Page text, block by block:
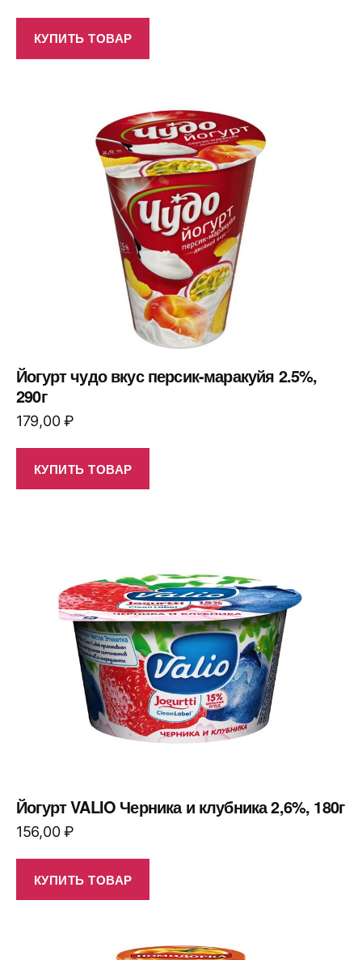
КУПИТЬ ТОВАР
Йогурт чудо вкус персик-маракуйя 2.5%,
290г
179,00₽
КУПИТЬ ТОВАР
Йогурт VALIO Черника и клубника 2,6%, 180г
156,00₽
КУПИТЬ ТОВАР